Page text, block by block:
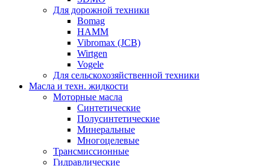
Для дорожной техники
Bomag
HAMM
Vibromax (JCB)
Wirtgen
Vogele
Для сельскохозяйственной техники
Масла и техн. жидкости
Моторные масла
Синтетические
Полусинтетические
Минеральные
Многоцелевые
Трансмиссионные
Гидравлические